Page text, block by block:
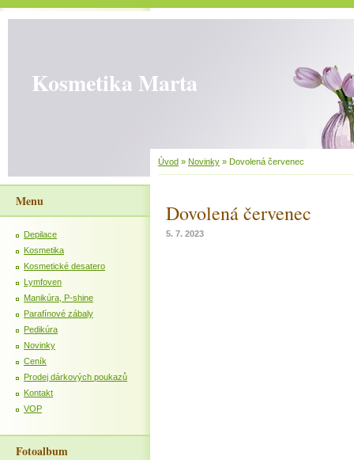
Kosmetika Marta
Úvod » Novinky » Dovolená červenec
Dovolená červenec
5. 7. 2023
Menu
Depilace
Kosmetika
Kosmetické desatero
Lymfoven
Manikúra, P-shine
Parafínové zábaly
Pedikúra
Novinky
Ceník
Prodej dárkových poukazů
Kontakt
VOP
Fotoalbum